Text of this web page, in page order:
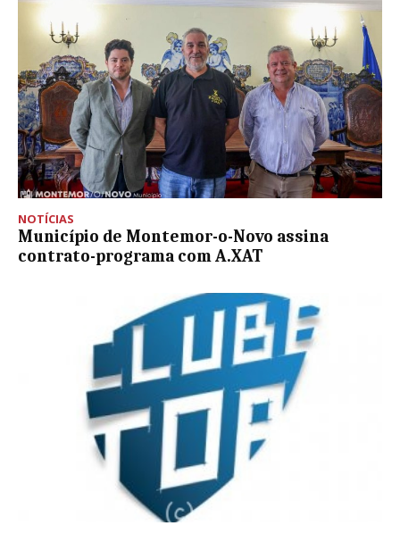
NOTÍCIAS
Município de Montemor-o-Novo assina
contrato-programa com A.XAT